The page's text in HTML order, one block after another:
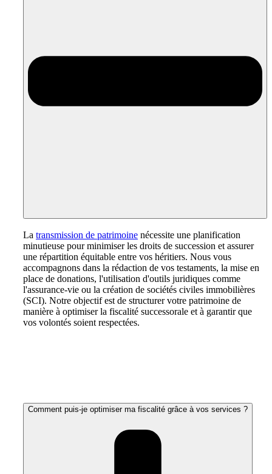
La transmission de patrimoine nécessite une planification
minutieuse pour minimiser les droits de succession et assurer
une répartition équitable entre vos héritiers. Nous vous
accompagnons dans la rédaction de vos testaments, la mise en
place de donations, l'utilisation d'outils juridiques comme
l'assurance-vie ou la création de sociétés civiles immobilières
(SCI). Notre objectif est de structurer votre patrimoine de
manière à optimiser la fiscalité successorale et à garantir que
vos volontés soient respectées.
Comment puis-je optimiser ma fiscalité grâce à vos services ?